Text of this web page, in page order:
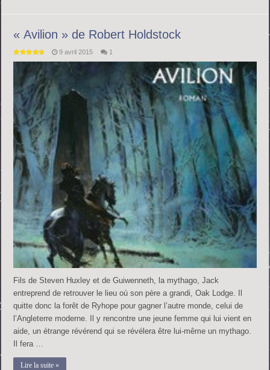
« Avilion » de Robert Holdstock
9 avril 2015 1
Fils de Steven Huxley et de Guiwenneth, la mythago, Jack
entreprend de retrouver le lieu où son père a grandi, Oak Lodge. Il
quitte donc la forêt de Ryhope pour gagner l’autre monde, celui de
l’Angleterre moderne. Il y rencontre une jeune femme qui lui vient en
aide, un étrange révérend qui se révélera être lui-même un mythago.
Il fera …
Lire la suite »